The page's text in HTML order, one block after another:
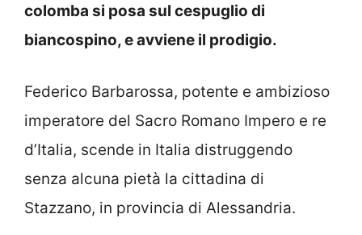
colomba si posa sul cespuglio di
biancospino, e avviene il prodigio.
Federico Barbarossa, potente e ambizioso
imperatore del Sacro Romano Impero e re
d’Italia, scende in Italia distruggendo
senza alcuna pietà la cittadina di
Stazzano, in provincia di Alessandria.